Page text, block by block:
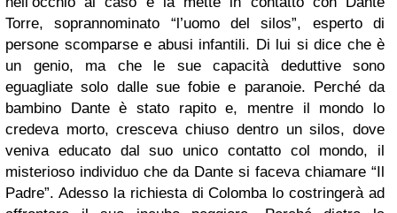
Torre, soprannominato “l’uomo del silos”, esperto di
persone scomparse e abusi infantili. Di lui si dice che è
un genio, ma che le sue capacità deduttive sono
eguagliate solo dalle sue fobie e paranoie. Perché da
bambino Dante è stato rapito e, mentre il mondo lo
credeva morto, cresceva chiuso dentro un silos, dove
veniva educato dal suo unico contatto col mondo, il
misterioso individuo che da Dante si faceva chiamare “Il
Padre”. Adesso la richiesta di Colomba lo costringerà ad